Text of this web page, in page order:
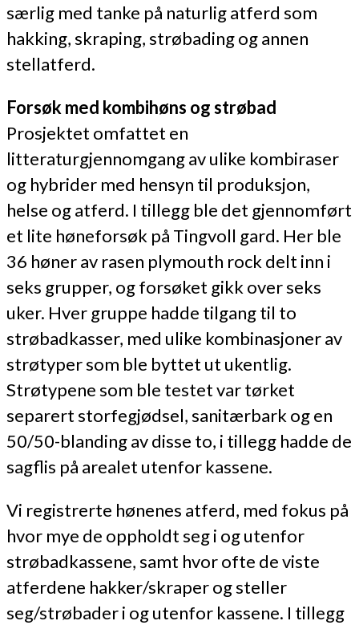
særlig med tanke på naturlig atferd som
hakking, skraping, strøbading og annen
stellatferd.
Forsøk med kombihøns og strøbad
Prosjektet omfattet en
litteraturgjennomgang av ulike kombiraser
og hybrider med hensyn til produksjon,
helse og atferd. I tillegg ble det gjennomført
et lite høneforsøk på Tingvoll gard. Her ble
36 høner av rasen plymouth rock delt inn i
seks grupper, og forsøket gikk over seks
uker. Hver gruppe hadde tilgang til to
strøbadkasser, med ulike kombinasjoner av
strøtyper som ble byttet ut ukentlig.
Strøtypene som ble testet var tørket
separert storfegjødsel, sanitærbark og en
50/50-blanding av disse to, i tillegg hadde de
sagflis på arealet utenfor kassene.
Vi registrerte hønenes atferd, med fokus på
hvor mye de oppholdt seg i og utenfor
strøbadkassene, samt hvor ofte de viste
atferdene hakker/skraper og steller
seg/strøbader i og utenfor kassene. I tillegg